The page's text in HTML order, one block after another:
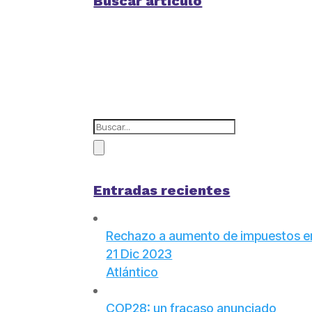
Entradas recientes
Rechazo a aumento de impuestos
21 Dic 2023
Atlántico
COP28: un fracaso anunciado